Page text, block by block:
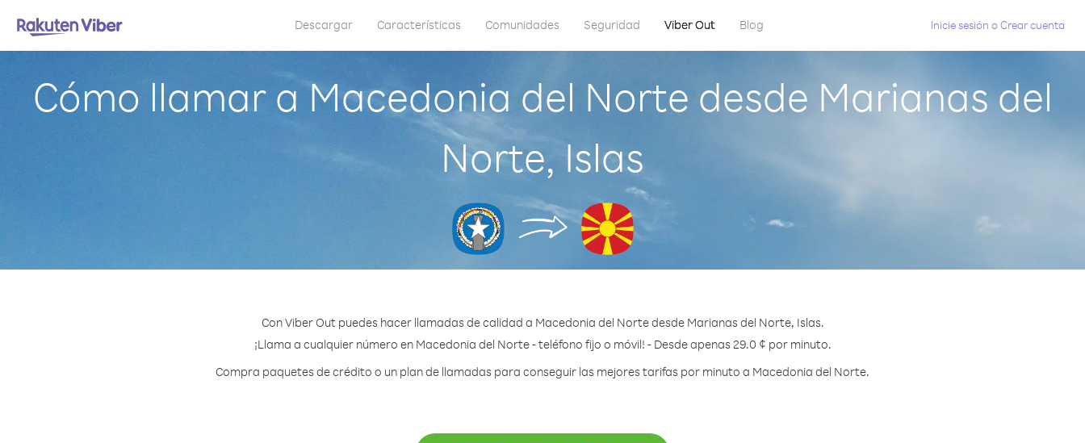
Descargar Características Comunidades Seguridad Viber Out Blog Inicie sesión oCrear cuenta
Cómo llamar a Macedonia del Norte desde Marianas del
Norte, Islas
Con Viber Out puedes hacer llamadas de calidad a Macedonia del Norte desde Marianas del Norte, Islas.
¡Llama a cualquier número en Macedonia del Norte - teléfono fijo o móvil! - Desde apenas 29.0 ¢ por minuto.
Compra paquetes de crédito o un plan de llamadas para conseguir las mejores tarifas por minuto a Macedonia del Norte.